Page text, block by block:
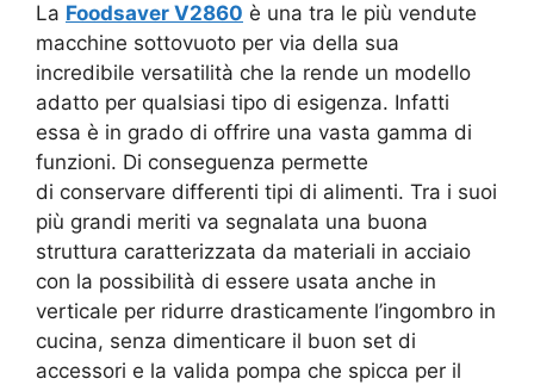
La Foodsaver V2860 è una tra le più vendute
macchine sottovuoto per via della sua
incredibile versatilità che la rende un modello
adatto per qualsiasi tipo di esigenza. Infatti
essa è in grado di offrire una vasta gamma di
funzioni. Di conseguenza permette
di conservare differenti tipi di alimenti. Tra i suoi
più grandi meriti va segnalata una buona
struttura caratterizzata da materiali in acciaio
con la possibilità di essere usata anche in
verticale per ridurre drasticamente l’ingombro in
cucina, senza dimenticare il buon set di
accessori e la valida pompa che spicca per il